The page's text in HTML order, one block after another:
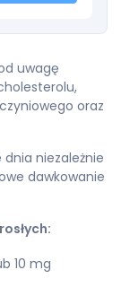
uwagę
oraz
niezależnie
dawkowanie
10 mg